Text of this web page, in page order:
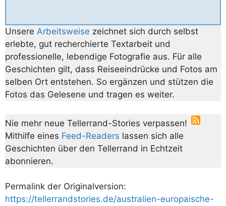
Unsere Arbeitsweise zeichnet sich durch selbst
erlebte, gut recherchierte Textarbeit und
professionelle, lebendige Fotografie aus. Für alle
Geschichten gilt, dass Reiseeindrücke und Fotos am
selben Ort entstehen. So ergänzen und stützen die
Fotos das Gelesene und tragen es weiter.
Nie mehr neue Tellerrand-Stories verpassen!
Mithilfe eines Feed-Readers lassen sich alle
Geschichten über den Tellerrand in Echtzeit
abonnieren.
Permalink der Originalversion:
https://tellerrandstories.de/australien-europaische-